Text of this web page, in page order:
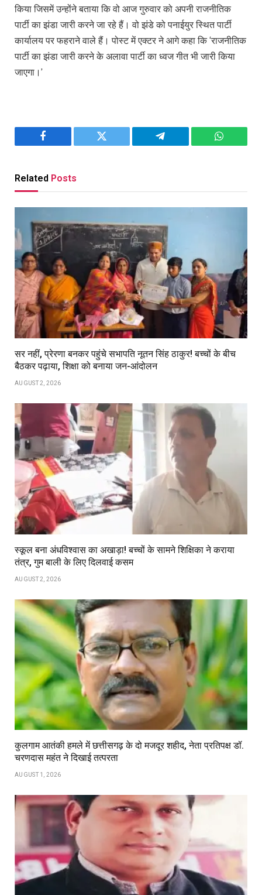
किया जिसमें उन्होंने बताया कि वो आज गुरुवार को अपनी राजनीतिक
पार्टी का झंडा जारी करने जा रहे हैं। वो झंडे को पनाईयुर स्थित पार्टी
कार्यालय पर फहराने वाले हैं। पोस्ट में एक्टर ने आगे कहा कि ‘राजनीतिक
पार्टी का झंडा जारी करने के अलावा पार्टी का ध्वज गीत भी जारी किया
जाएगा।’
Facebook Twitter Telegram
Related Posts
सर नहीं, प्रेरणा बनकर पहुंचे सभापति नूतन सिंह ठाकुर! बच्चों के बीच
बैठकर पढ़ाया, शिक्षा को बनाया जन-आंदोलन
AUGUST 2, 2026
स्कूल बना अंधविश्वास का अखाड़ा! बच्चों के सामने शिक्षिका ने कराया
तंत्र, गुम बाली के लिए दिलवाई कसम
AUGUST 2, 2026
कुलगाम आतंकी हमले में छत्तीसगढ़ के दो मजदूर शहीद, नेता प्रतिपक्ष डॉ.
चरणदास महंत ने दिखाई तत्परता
AUGUST 1, 2026